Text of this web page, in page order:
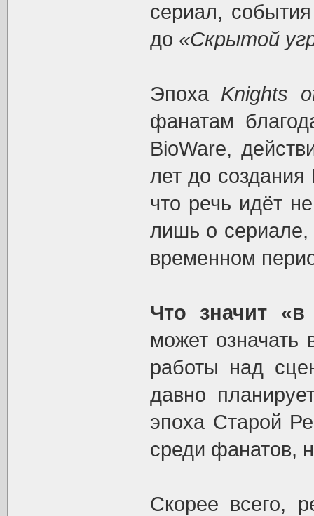
сериал,
до «Скрытой
Эпоха Knights
фанатам
BioWare,
лет до
что речь идёт
лишь о сериале,
временном
Что значит «в
может означать
работы над
давно
эпоха Старой
среди фанатов,
Скорее всего,